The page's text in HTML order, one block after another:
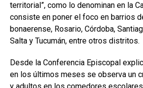
territorial”, como lo denominan en la
consiste en poner el foco en barrios
bonaerense, Rosario, Córdoba,
Salta y Tucumán, entre otros distritos.
Desde la Conferencia Episcopal
en los últimos meses se observa un